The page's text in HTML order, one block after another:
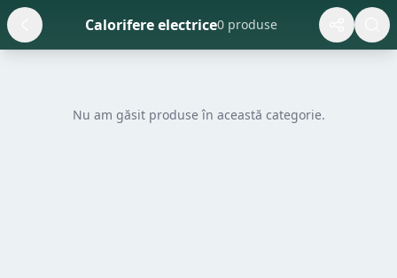
Calorifere electrice0 produse
Nu am găsit produse în această categorie.